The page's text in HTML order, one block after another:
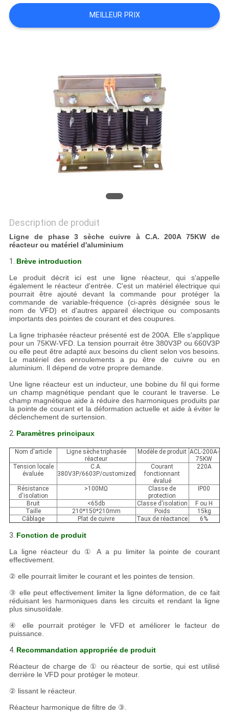
QUALITÉ
NOUVELLES
DEMANDEZ
SITE
POLITIQUE
EN
MATIÈRE
DE
PROTECTION
DE
LA
VIE
PRIVÉE
MEILLEUR PRIX
Description de produit
Ligne de phase 3 sèche cuivre à C.A. 200A 75KW de
réacteur ou matériel d'aluminium
1. Brève introduction
Le produit décrit ici est une ligne réacteur, qui s'appelle
également le réacteur d'entrée. C'est un matériel électrique qui
pourrait être ajouté devant la commande pour protéger la
commande de variable-fréquence (ci-après désignée sous le
nom de VFD) et d'autres appareil électrique ou composants
importants des pointes de courant et des coupures.
La ligne triphasée réacteur présenté est de 200A. Elle s'applique
pour un 75KW-VFD. La tension pourrait être 380V3P ou 660V3P
ou elle peut être adapté aux besoins du client selon vos besoins.
Le matériel des enroulements a pu être de cuivre ou en
aluminium. Il dépend de votre propre demande.
Une ligne réacteur est un inducteur, une bobine du fil qui forme
un champ magnétique pendant que le courant le traverse. Le
champ magnétique aide à réduire des harmoniques produits par
la pointe de courant et la déformation actuelle et aide à éviter le
déclenchement de surtension.
2. Paramètres principaux
Nom d'article
Ligne sèche triphasée
réacteur
Modèle de produit ACL-200A-
75KW
Tension locale
évaluée
C.A.
380V3P/6603P/customized
Courant
fonctionnant
évalué
220A
Résistance
d'isolation
>100MΩ
Classe de
protection
IP00
Bruit <65db Classe d'isolation
F ou H
Taille
210*150*210mm Poids
15kg
Câblage
Plat de cuivre Taux de réactance 6%
3. Fonction de produit
La ligne réacteur du ① A a pu limiter la pointe de courant
effectivement.
② elle pourrait limiter le courant et les pointes de tension.
③ elle peut effectivement limiter la ligne déformation, de ce fait
réduisant les harmoniques dans les circuits et rendant la ligne
plus sinusoïdale.
④ elle pourrait protéger le VFD et améliorer le facteur de
puissance.
4. Recommandation appropriée de produit
Réacteur de charge de ① ou réacteur de sortie, qui est utilisé
derrière le VFD pour protéger le moteur.
② lissant le réacteur.
Réacteur harmonique de filtre de ③.